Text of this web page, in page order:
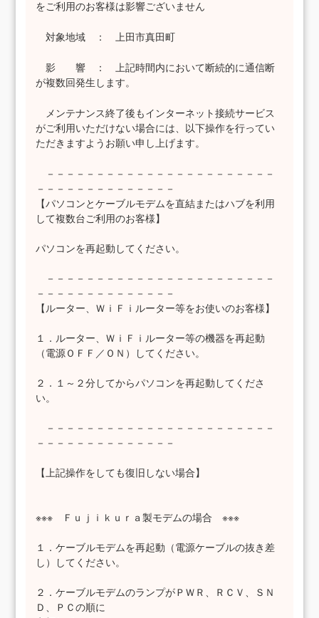
をご利用のお客様は影響ございません
対象地域 ： 上田市真田町
影 響 ： 上記時間内において断続的に通信断
が複数回発生します。
メンテナンス終了後もインターネット接続サービス
がご利用いただけない場合には、以下操作を行ってい
ただきますようお願い申し上げます。
－－－－－－－－－－－－－－－－－－－－－－－
－－－－－－－－－－－－－－
【パソコンとケーブルモデムを直結またはハブを利用
して複数台ご利用のお客様】
パソコンを再起動してください。
－－－－－－－－－－－－－－－－－－－－－－－
－－－－－－－－－－－－－－
【ルーター、ＷｉＦｉルーター等をお使いのお客様】
１．ルーター、ＷｉＦｉルーター等の機器を再起動
（電源ＯＦＦ／ＯＮ）してください。
２．１～２分してからパソコンを再起動してくださ
い。
－－－－－－－－－－－－－－－－－－－－－－－
－－－－－－－－－－－－－－
【上記操作をしても復旧しない場合】
※※※ Ｆｕｊｉｋｕｒａ製モデムの場合 ※※※
１．ケーブルモデムを再起動（電源ケーブルの抜き差
し）してください。
２．ケーブルモデムのランプがＰＷＲ、ＲＣＶ、ＳＮ
Ｄ、ＰＣの順に